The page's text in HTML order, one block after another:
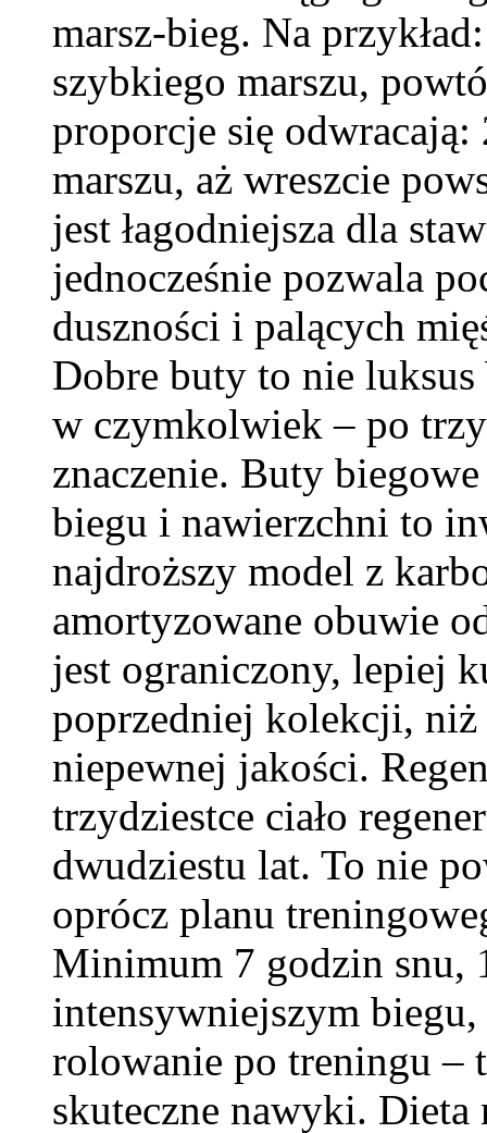
marsz-bieg. Na
szybkiego marszu,
proporcje się
marszu, aż wreszcie
jest łagodniejsza dla
jednocześnie pozwala
duszności i palących
Dobre buty to nie luksus
w czymkolwiek – po
znaczenie. Buty
biegu i nawierzchni to
najdroższy model z
amortyzowane obuwie
jest ograniczony, lepiej
poprzedniej kolekcji, niż
niepewnej jakości.
trzydziestce ciało
dwudziestu lat. To nie
oprócz planu
Minimum 7 godzin snu,
intensywniejszym
rolowanie po treningu –
skuteczne nawyki. Dieta